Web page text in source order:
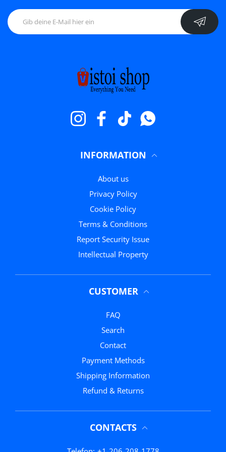
InstagramFacebookTikTokWhatsApp
INFORMATION
About us
Privacy Policy
Cookie Policy
Terms & Conditions
Report Security Issue
Intellectual Property
CUSTOMER
FAQ
Search
Contact
Payment Methods
Shipping Information
Refund & Returns
CONTACTS